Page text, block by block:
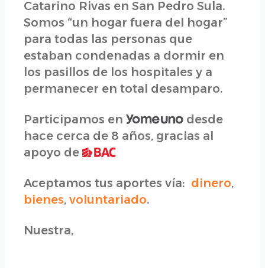
Catarino Rivas en San Pedro Sula.
Somos “un hogar fuera del hogar”
para todas las personas que
estaban condenadas a dormir en
los pasillos de los hospitales y a
permanecer en total desamparo.
Participamos en
desde
hace cerca de 8 años, gracias al
apoyo de
Aceptamos tus aportes vía: dinero,
bienes, voluntariado.
Nuestra,